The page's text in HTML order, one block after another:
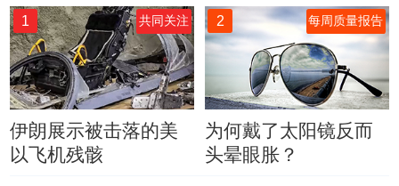
1 共同关注
伊朗展示被击落的美
以飞机残骸
2 每周质量报告
为何戴了太阳镜反而
头晕眼胀？